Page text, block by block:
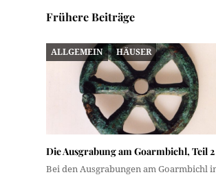
Frühere Beiträge
ALLGEMEIN HÄUSER
Die Ausgrabung am Goarmbichl, Teil 2
Bei den Ausgrabungen am Goarmbichl